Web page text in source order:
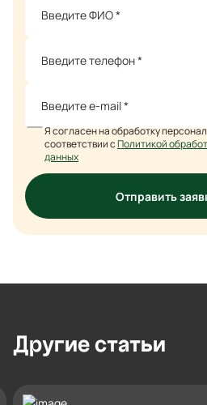
Я согласен на обработку
соответствии сПолитикой
данных
Отправить
Другие статьи